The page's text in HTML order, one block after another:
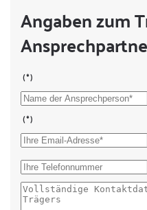
Angaben zum
(*)
(*)